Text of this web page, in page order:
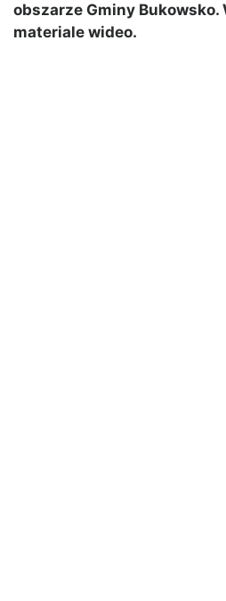
obszarze Gminy
materiale wideo.